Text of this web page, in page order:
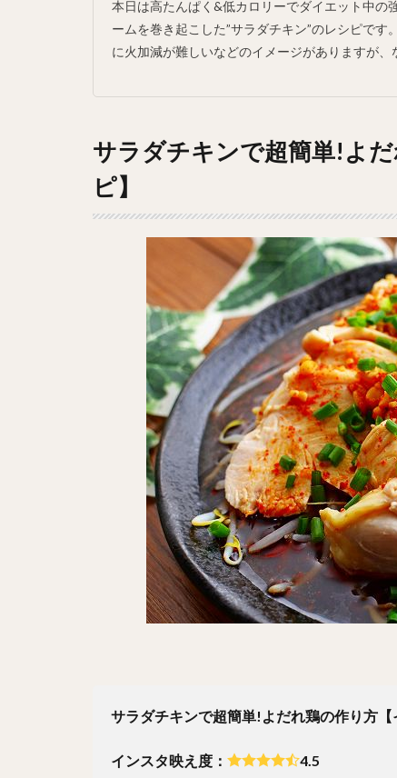
本日は高たんぱく&低カロリーでダイエット中の
ームを巻き起こした”サラダチキン”のレシピで
に火加減が難しいなどのイメージがありますが
サラダチキンで超簡単!よ
ピ】
サラダチキンで超簡単!よだれ鶏の作り方【
インスタ映え度：
4.5